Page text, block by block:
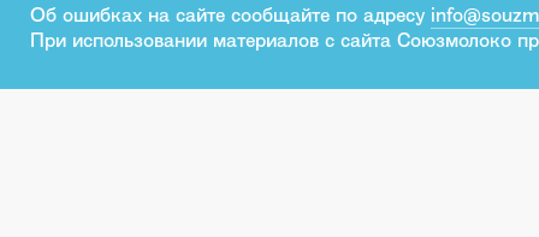
Об ошибках на сайте сообщайте по адресу
При использовании материалов с сайта Союзмолоко